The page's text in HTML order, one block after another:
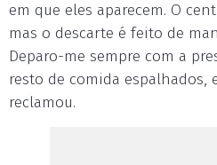
em que eles aparecem. O
mas o descarte é feito de
Deparo-me sempre com a
resto de comida espalhados,
reclamou.